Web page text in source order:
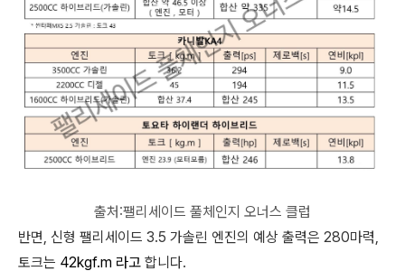
출처:팰리세이드 풀체인지 오너스 클럽
반면, 신형 팰리세이드 3.5 가솔린 엔진의 예상 출력은 280마력,
토크는 42kgf.m 라고 합니다.